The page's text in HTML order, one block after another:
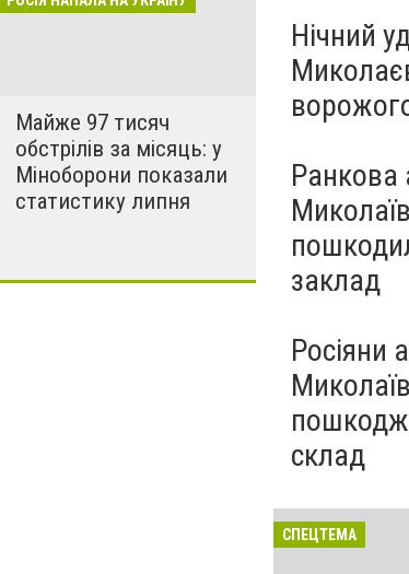
Майже 97 тисяч
обстрілів за місяць: у
Міноборони показали
статистику липня
Нічний
Ранкова
заклад
Росіяни
склад
СПЕЦТЕМА